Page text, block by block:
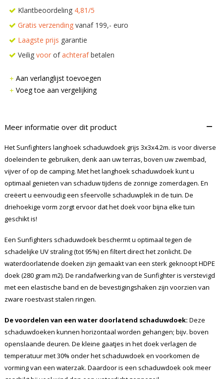
Klantbeoordeling 4,81/5
Gratis verzendingvanaf 199,- euro
Laagste prijs garantie
Veilig voorofachterafbetalen
Aan verlanglijst toevoegen
Voeg toe aan vergelijking
Meer informatie over dit product –
Het Sunfighters langhoek schaduwdoek grijs 3x3x4.2m. is voor diverse
doeleinden te gebruiken, denk aan uw terras, boven uw zwembad,
vijver of op de camping. Met het langhoek schaduwdoek kunt u
optimaal genieten van schaduw tijdens de zonnige zomerdagen. En
creëert u eenvoudig een sfeervolle schaduwplek in de tuin. De
driehoekige vorm zorgt ervoor dat het doek voor bijna elke tuin
geschikt is!
Een Sunfighters schaduwdoek beschermt u optimaal tegen de
schadelijke UV straling (tot 95%) en filtert direct het zonlicht. De
waterdoorlatende doeken zijn gemaakt van een sterk geknoopt HDPE
doek (280 gram m2). De randafwerking van de Sunfighter is verstevigd
met een elastische band en de bevestigingshaken zijn voorzien van
zware roestvast stalen ringen.
De voordelen van een water doorlatend schaduwdoek: Deze
schaduwdoeken kunnen horizontaal worden gehangen; bijv. boven
openslaande deuren. De kleine gaatjes in het doek verlagen de
temperatuur met 30% onder het schaduwdoek en voorkomen de
vorming van een waterzak. Daardoor is een schaduwdoek ook meer